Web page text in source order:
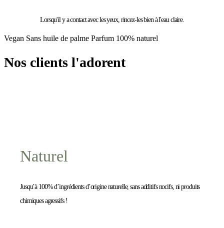
Lorsqu'il y a contact avec les yeux, rincez-les bien à l'eau claire.
Vegan Sans huile de palme Parfum 100% naturel
Nos clients l'adorent
Naturel
Jusqu’à 100% d’ingrédients d’origine naturelle, sans additifs nocifs, ni produits
chimiques agressifs !